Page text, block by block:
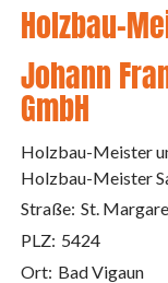
Holzbau-
Johann
GmbH
Holzbau-Meister
Holzbau-Meister
Straße: St.
PLZ: 5424
Ort: Bad Vigaun